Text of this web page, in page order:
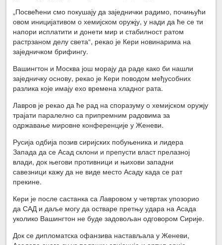
„Посвећени смо покушају да заједнички радимо, почињући
овом иницијативом о хемијском оружју, у нади да ће се ти
напори исплатити и донети мир и стабилност ратом
растрзаном делу света“, рекао је Кери новинарима на
заједничком брифингу.
Вашингтон и Москва још морају да раде како би нашли
заједничку основу, рекао је Кери поводом међусобних
разлика које имају ехо времена хладног рата.
Лавров је рекао да ће рад на споразуму о хемијском оружју
трајати паралелно са припремним радовима за
одржавање мировне конференције у Женеви.
Русија одбија позив сиријских побуњеника и лидера
Запада да се Асад склони и препусти власт прелазној
влади, док његови противници и њихови западни
савезници кажу да не виде место Асаду када се рат
прекине.
Кери је после састанка са Лавровом у четвртак упозорио
да САД и даље могу да остваре претњу удара на Асада
уколико Вашингтон не буде задовољан одговором Сирије.
Док се дипломатска офанзива настављала у Женеви,